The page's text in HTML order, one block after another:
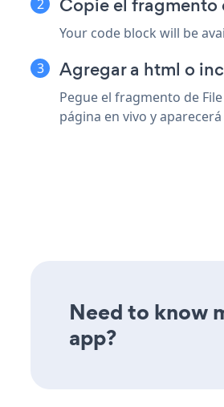
Copie el fragmento
Your code block will be
Agregar a html o
Pegue el fragmento de
página en vivo y
Need to know
app?